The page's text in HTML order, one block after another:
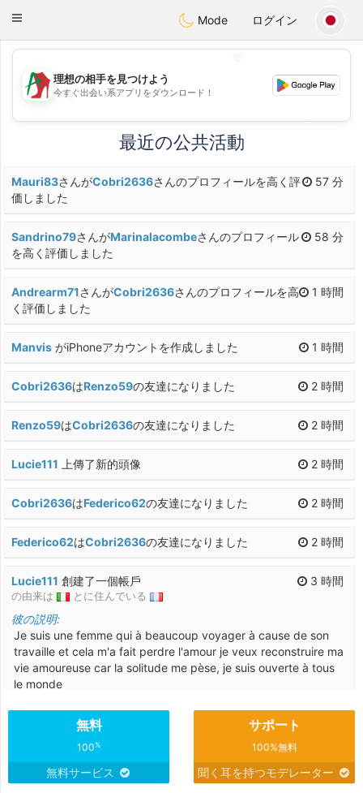
AmamiOra
Toggle
Mode ログイン
💖
💕
💕
理想の相手を見つけよう
今すぐ出会い系アプリをダウンロード！
最近の公共活動
57 分
Mauri83さんがCobri2636さんのプロフィールを高く評
価しました
58 分
Sandrino79さんがMarinalacombeさんのプロフィール
を高く評価しました
1 時間
Andrearm71さんがCobri2636さんのプロフィールを高
く評価しました
1 時間
Manvis がiPhoneアカウントを作成しました
2 時間
Cobri2636はRenzo59の友達になりました
2 時間
Renzo59はCobri2636の友達になりました
2 時間
Lucie111 上傳了新的頭像
2 時間
Cobri2636はFederico62の友達になりました
2 時間
Federico62はCobri2636の友達になりました
3 時間
Lucie111 創建了一個帳戶
の由来は とに住んでいる
彼の説明:
Je suis une femme qui à beaucoup voyager à cause de son
travaille et cela m'a fait perdre l'amour je veux reconstruire ma
vie amoureuse car la solitude me pèse, je suis ouverte à tous
le monde
パートナーになりたい：
un homme qui à les pieds sur terre responsable honnête vrai
qui sait ce qu'il veut et est prêt à tout pour l'avoir
3 時間
MarinalacombeはAqufresca の友達になりました
無料
100%
無料サービス
サポート
100%無料
聞く耳を持つモデレーター